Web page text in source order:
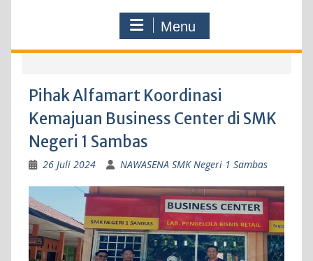
Menu
Pihak Alfamart Koordinasi
Kemajuan Business Center di SMK
Negeri 1 Sambas
26 Juli 2024 NAWASENA SMK Negeri 1 Sambas